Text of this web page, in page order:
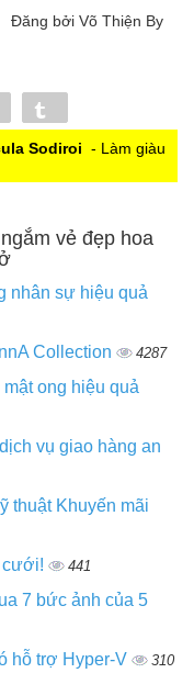
Đăng bởi Võ Thiện By
Sodiroi - Làm giàu
vẻ đẹp hoa
nhân sự hiệu quả
Collection 4287
ong hiệu quả
vụ giao hàng an
thuật Khuyến mãi
cưới! 441
7 bức ảnh của 5
hỗ trợ Hyper-V 310